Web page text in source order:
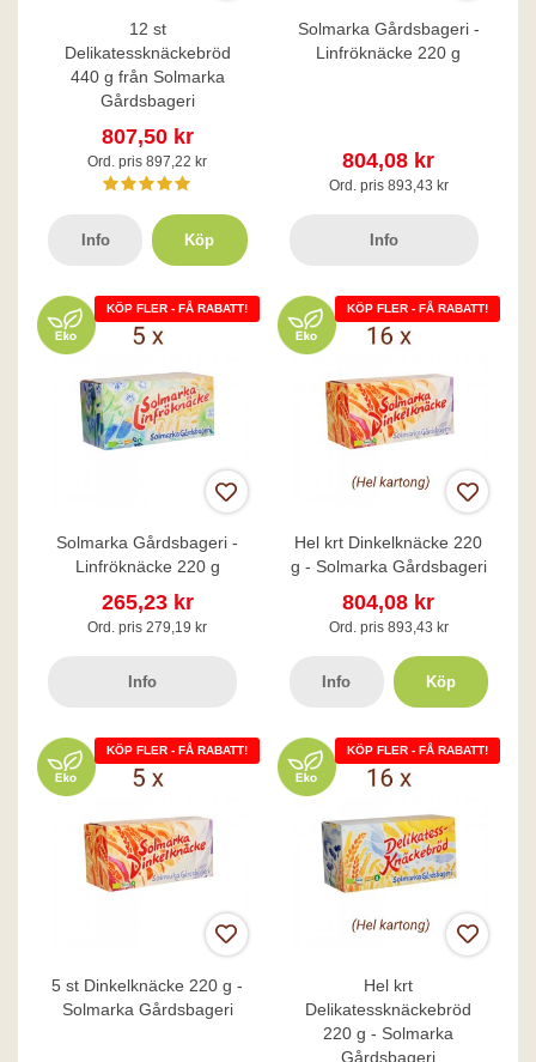
12 st
Delikatessknäckebröd
440 g från Solmarka
Gårdsbageri
807,50 kr
Ord. pris 897,22 kr
Info Köp
Solmarka Gårdsbageri -
Linfröknäcke 220 g
804,08 kr
Ord. pris 893,43 kr
Info
KÖP FLER - FÅ RABATT!
Solmarka Gårdsbageri -
Linfröknäcke 220 g
265,23 kr
Ord. pris 279,19 kr
Info
KÖP FLER - FÅ RABATT!
Hel krt Dinkelknäcke 220
g - Solmarka Gårdsbageri
804,08 kr
Ord. pris 893,43 kr
Info Köp
KÖP FLER - FÅ RABATT!
5 st Dinkelknäcke 220 g -
Solmarka Gårdsbageri
KÖP FLER - FÅ RABATT!
Hel krt
Delikatessknäckebröd
220 g - Solmarka
Gårdsbageri